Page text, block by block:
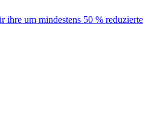
ihre um mindestens 50 % reduzierte